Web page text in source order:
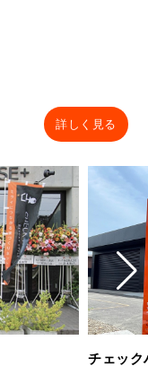
詳しく見る
チェック